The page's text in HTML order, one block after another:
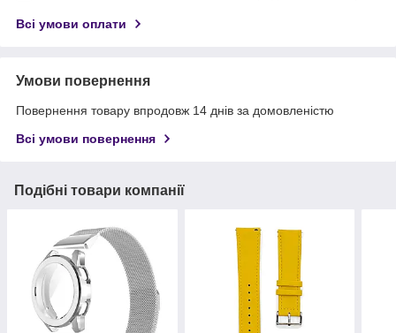
Всі умови оплати
Умови повернення
Повернення товару впродовж 14 днів за домовленістю
Всі умови повернення
Подібні товари компанії